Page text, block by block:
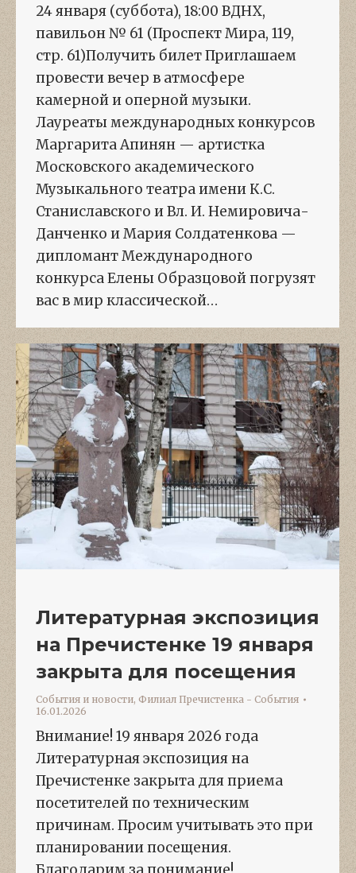
24 января (суббота), 18:00 ВДНХ,
павильон № 61 (Проспект Мира, 119,
стр. 61)Получить билет Приглашаем
провести вечер в атмосфере
камерной и оперной музыки.
Лауреаты международных конкурсов
Маргарита Апинян — артистка
Московского академического
Музыкального театра имени К.С.
Станиславского и Вл. И. Немировича-
Данченко и Мария Солдатенкова —
дипломант Международного
конкурса Елены Образцовой погрузят
вас в мир классической…
Литературная экспозиция
на Пречистенке 19 января
закрыта для посещения
События и новости, Филиал Пречистенка - События
16.01.2026
Внимание! 19 января 2026 года
Литературная экспозиция на
Пречистенке закрыта для приема
посетителей по техническим
причинам. Просим учитывать это при
планировании посещения.